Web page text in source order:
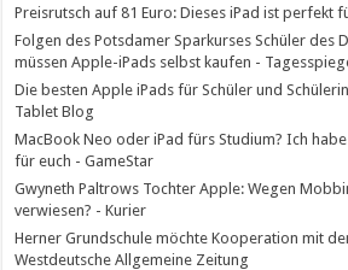
Preisrutsch auf 81 Euro: Dieses iPad ist perfekt
Folgen des Potsdamer Sparkurses Schüler des
müssen Apple-iPads selbst kaufen -
Die besten Apple iPads für Schüler und
Tablet Blog
MacBook Neo oder iPad fürs Studium? Ich
für euch - GameStar
Gwyneth Paltrows Tochter Apple: Wegen
verwiesen? - Kurier
Herner Grundschule möchte Kooperation mit
Westdeutsche Allgemeine Zeitung